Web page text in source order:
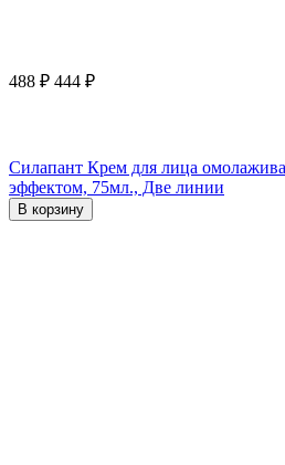
488 ₽ 444 ₽
Силапант Крем для лица
эффектом, 75мл., Две линии
В корзину